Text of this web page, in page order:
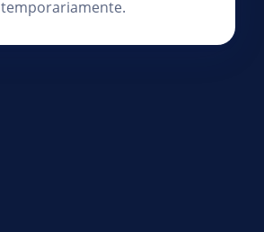
temporariamente.